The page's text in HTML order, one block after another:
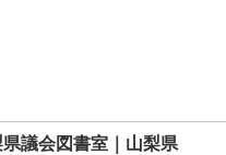
県議会図書室｜山梨県